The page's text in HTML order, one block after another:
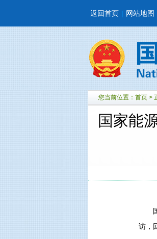
返回首页 | 网站地图
您当前位置： 首页 >
国家能
国
访，